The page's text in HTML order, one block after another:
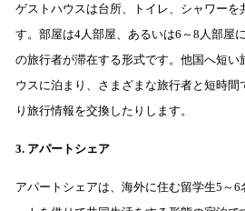
ゲストハウスは台所、トイレ、シャワーを
す。部屋は4人部屋、あるいは6～8人部屋
の旅行者が滞在する形式です。他国へ短い
ウスに泊まり、さまざまな旅行者と短時間
り旅行情報を交換したりします。
3. アパートシェア
アパートシェアは、海外に住む留学生5～